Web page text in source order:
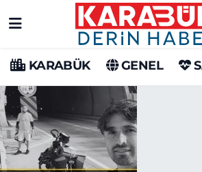
KARABÜK GENEL
Karabük Hava Durumu
Karabük Trafik Yoğunluk
Süper Lig Puan Durumu ve